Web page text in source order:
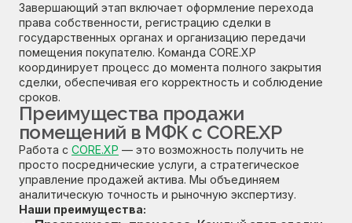
Завершающий этап включает оформление перехода
права собственности, регистрацию сделки в
государственных органах и организацию передачи
помещения покупателю. Команда CORE.XP
координирует процесс до момента полного закрытия
сделки, обеспечивая его корректность и соблюдение
сроков.
Преимущества продажи
помещений в МФК с CORE.XP
Работа с CORE.XP — это возможность получить не
просто посреднические услуги, а стратегическое
управление продажей актива. Мы объединяем
аналитическую точность и рыночную экспертизу.
Наши преимущества: